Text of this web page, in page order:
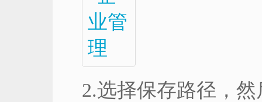
2.选择保存路径，